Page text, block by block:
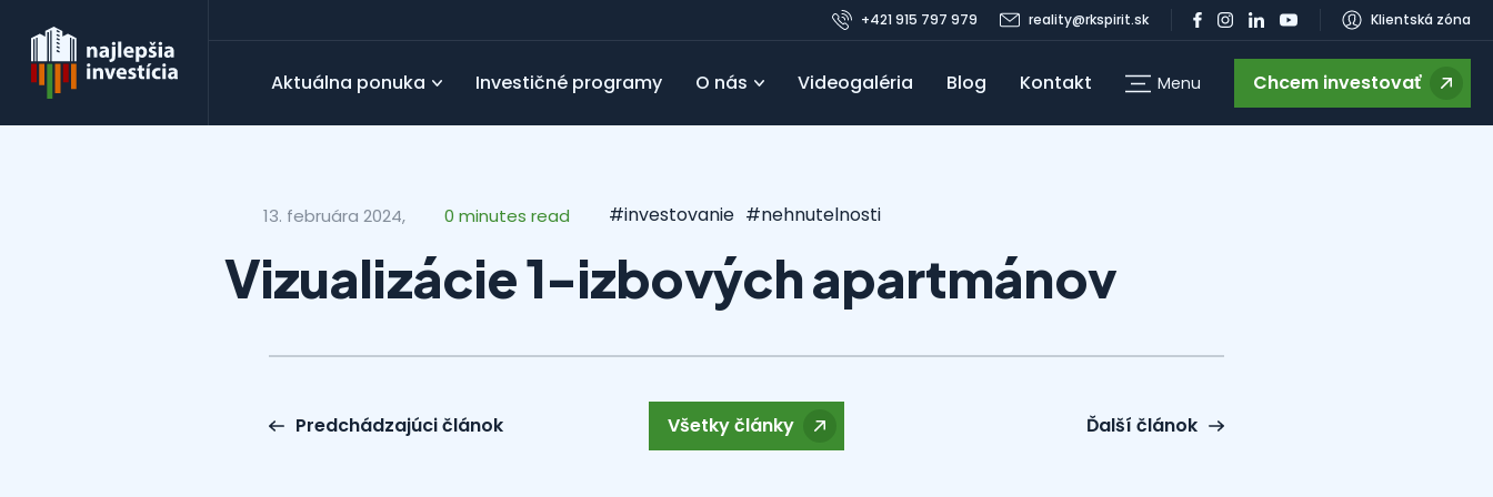
+421 915 797 979 reality@rkspirit.sk Klientská zóna
Aktuálna ponuka Investičné programy O nás Videogaléria Blog Kontakt Menu Chcem investovať
13. februára 2024, 0 minutes read #investovanie #nehnutelnosti
Vizualizácie 1-izbových apartmánov
Predchádzajúci článok Všetky články Ďalší článok